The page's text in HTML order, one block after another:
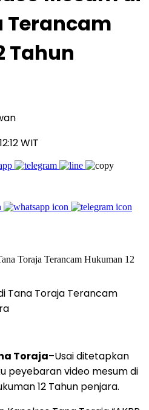
Terancam
Tahun
WIT
Tana Toraja Terancam
Toraja–Usai ditetapkan
peyebaran video mesum di
12 Tahun penjara.